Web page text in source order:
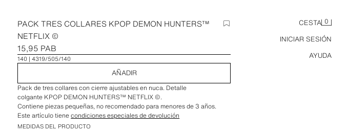
CESTA 0
INICIAR SESIÓN
AYUDA
PACK TRES COLLARES KPOP DEMON HUNTERS™
NETFLIX ©
15,95 PAB
140 4319/505/140
AÑADIR
Pack de tres collares con cierre ajustables en nuca. Detalle
colgante KPOP DEMON HUNTERS™ NETFLIX ©.
Contiene piezas pequeñas, no recomendado para menores de 3 años.
Este artículo tienecondiciones especiales de devolución
MEDIDAS DEL PRODUCTO